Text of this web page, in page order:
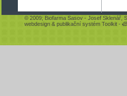
© 2009; Biofarma Sasov - Josef Sklenář,
webdesign & publikační systém Toolkit -